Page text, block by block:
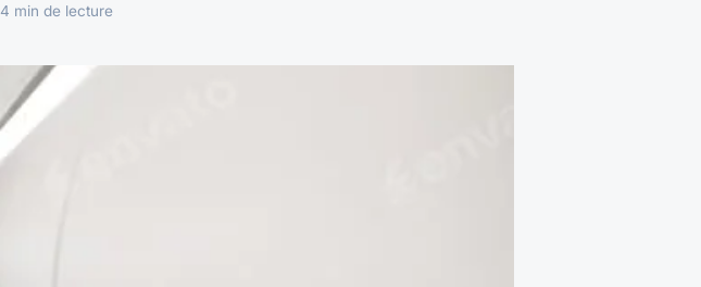
4 min de lecture